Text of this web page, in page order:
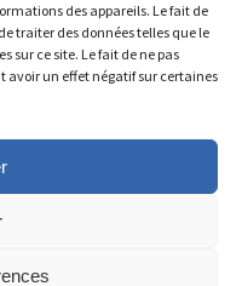
des appareils. Le fait de
traiter des données telles que le
sur ce site. Le fait de ne pas
avoir un effet négatif sur certaines